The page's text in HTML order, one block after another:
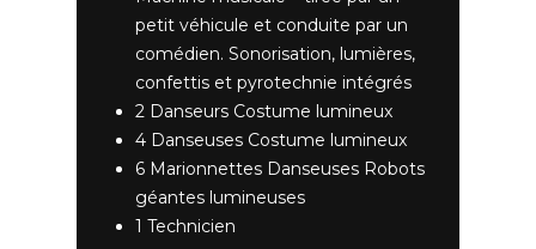
petit véhicule et conduite par un
comédien. Sonorisation, lumières,
confettis et pyrotechnie intégrés
2 Danseurs Costume lumineux
4 Danseuses Costume lumineux
6 Marionnettes Danseuses Robots
géantes lumineuses
1 Technicien